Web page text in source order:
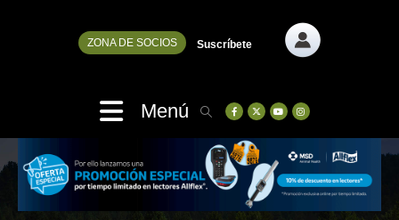
ZONA DE SOCIOS Suscríbete
Menú